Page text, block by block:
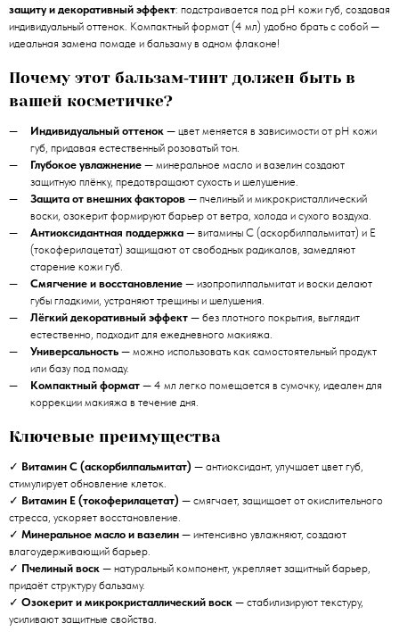
защиту и декоративный эффект: подстраивается под pH кожи губ, создавая
индивидуальный оттенок. Компактный формат (4 мл) удобно брать с собой —
идеальная замена помаде и бальзаму в одном флаконе!
Почему этот бальзам‑тинт должен быть в
вашей косметичке?
Индивидуальный оттенок — цвет меняется в зависимости от pH кожи
губ, придавая естественный розоватый тон.
Глубокое увлажнение — минеральное масло и вазелин создают
защитную плёнку, предотвращают сухость и шелушение.
Защита от внешних факторов — пчелиный и микрокристаллический
воски, озокерит формируют барьер от ветра, холода и сухого воздуха.
Антиоксидантная поддержка — витамины C (аскорбилпальмитат) и E
(токоферилацетат) защищают от свободных радикалов, замедляют
старение кожи губ.
Смягчение и восстановление — изопропилпальмитат и воски делают
губы гладкими, устраняют трещины и шелушения.
Лёгкий декоративный эффект — без плотного покрытия, выглядит
естественно, подходит для ежедневного макияжа.
Универсальность — можно использовать как самостоятельный продукт
или базу под помаду.
Компактный формат — 4 мл легко помещается в сумочку, идеален для
коррекции макияжа в течение дня.
Ключевые преимущества
✓ Витамин C (аскорбилпальмитат) — антиоксидант, улучшает цвет губ,
стимулирует обновление клеток.
✓ Витамин E (токоферилацетат) — смягчает, защищает от окислительного
стресса, ускоряет восстановление.
✓ Минеральное масло и вазелин — интенсивно увлажняют, создают
влагоудерживающий барьер.
✓ Пчелиный воск — натуральный компонент, укрепляет защитный барьер,
придаёт структуру бальзаму.
✓ Озокерит и микрокристаллический воск — стабилизируют текстуру,
усиливают защитные свойства.